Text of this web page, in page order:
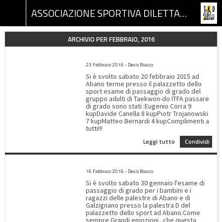
ASSOCIAZIONE SPORTIVA DILETTANTISTICA TKD ACADEMY
ARCHIVIO PER FEBBRAIO, 2016
23 Febbraio 2016 - Devis Biacco
Si è svolto sabato 20 febbraio 2015 ad
Abano terme presso il palazzetto dello
sport esame di passaggio di grado del
gruppo adulti di Taekwon-do ITFA passare
di grado sono stati :Eugenio Corra 9
kupDavide Canella 8 kupPiotr Trojanowski
7 kupMatteo Bernardi 4 kupComplimenti a
tutti!!!
Leggi tutto Condividi
16 Febbraio 2016 - Devis Biacco
Si è svolto sabato 30 gennaio l'esame di
passaggio di grado per i bambini e i
ragazzi delle palestre di Abano e di
Galzignano presso la palestra D del
palazzetto dello sport ad Abano.Come
sempre Grandi emozioni...che questa